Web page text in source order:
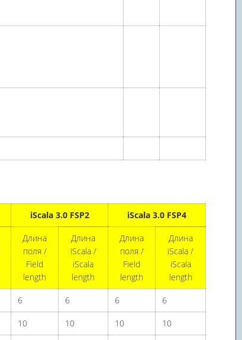
iScala 3.0 FSP2 iScala 3.0 FSP4
Длина
поля /
Field
length
Длина
iScala /
iScala
length
Длина
поля /
Field
length
Длина
iScala /
iScala
length
6 6 6 6
10 10 10 10